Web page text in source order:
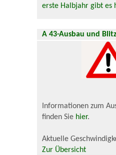
erste Halbjahr gibt es
A 43-Ausbau und
Informationen zum
finden Sie hier.
Aktuelle
Zur Übersicht